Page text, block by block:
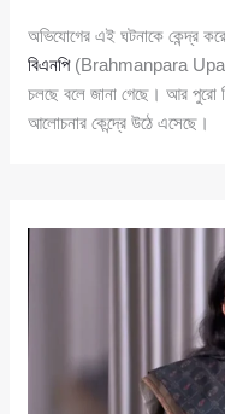
অভিযোগের এই ঘটনাকে কেন্দ্র
বিএনপি(Brahmanpara
চলছে বলে জানা গেছে। আর পুরো
আলোচনার কেন্দ্রে উঠে এসেছে।